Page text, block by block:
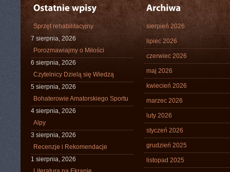
Sprzęt rehabilitacyjny
7 sierpnia, 2026
Porozmawiajmy o Miłości
6 sierpnia, 2026
Czytelnicy Dzielą się Wiedzą
5 sierpnia, 2026
Bohaterowie Amatorskiego Sportu
4 sierpnia, 2026
Alpy
3 sierpnia, 2026
Recenzje i Rekomendacje
1 sierpnia, 2026
sierpień 2026
lipiec 2026
czerwiec 2026
maj 2026
kwiecień 2026
marzec 2026
luty 2026
styczeń 2026
grudzień 2025
listopad 2025